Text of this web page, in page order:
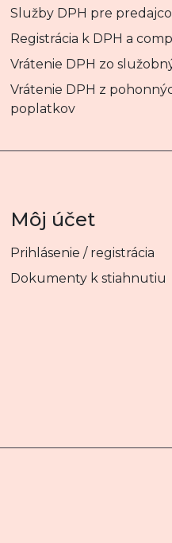
Služby DPH pre
Registrácia k DPH a
Vrátenie DPH zo
Vrátenie DPH z
poplatkov
Môj účet
Prihlásenie / registrácia
Dokumenty k stiahnutiu